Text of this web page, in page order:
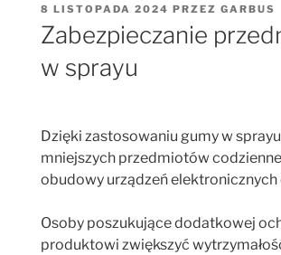
OPUBLIKOWANE
W
8 LISTOPADA 2024 PRZEZ GARBUS
Zabezpieczanie
w sprayu
Dzięki zastosowaniu gumy w
mniejszych przedmiotów
obudowy urządzeń elektronicznych
Osoby poszukujące dodatkowej
produktowi zwiększyć